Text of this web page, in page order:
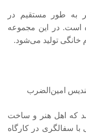
هاشمی‌نیا نیز برای 2500 نفر به طور مستقیم در
است. در این مجموعه
خانگی تولید می‌شود.
امین‌الضرب
که اهل هنر و ساخت
سفالگری در کارگاه